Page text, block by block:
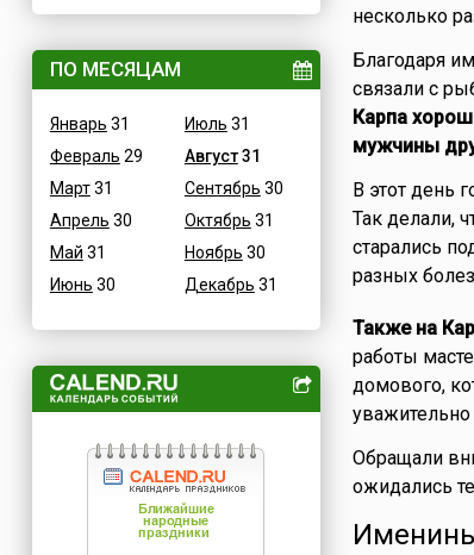
ПО МЕСЯЦАМ
Январь 31
Февраль 29
Март31
Апрель 30
Май 31
Июнь 30
Июль 31
Август31
Сентябрь 30
Октябрь 31
Ноябрь 30
Декабрь 31
несколько
Благодаря
связали с
Карпа
мужчины
В этот день
Так делали,
старались
разных
Также на
работы
домового,
Обращали
ожидались